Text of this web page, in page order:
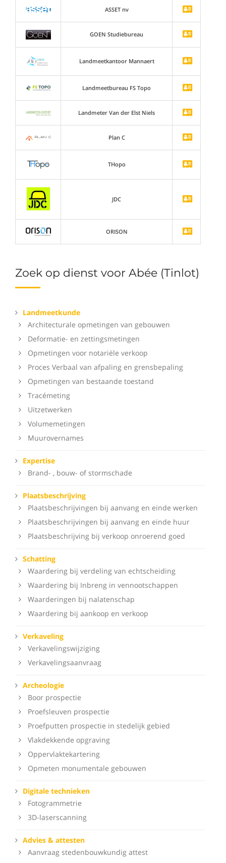
Zoek op dienst voor Abée (Tinlot)
Landmeetkunde
Architecturale opmetingen van gebouwen
Deformatie- en zettingsmetingen
Opmetingen voor notariële verkoop
Proces Verbaal van afpaling en grensbepaling
Opmetingen van bestaande toestand
Tracémeting
Uitzetwerken
Volumemetingen
Muurovernames
Expertise
Brand- , bouw- of stormschade
Plaatsbeschrijving
Plaatsbeschrijvingen bij aanvang en einde werken
Plaatsbeschrijvingen bij aanvang en einde huur
Plaatsbeschrijving bij verkoop onroerend goed
Schatting
Waardering bij verdeling van echtscheiding
Waardering bij Inbreng in vennootschappen
Waarderingen bij nalatenschap
Waardering bij aankoop en verkoop
Verkaveling
Verkavelingswijziging
Verkavelingsaanvraag
Archeologie
Boor prospectie
Proefsleuven prospectie
Proefputten prospectie in stedelijk gebied
Vlakdekkende opgraving
Oppervlaktekartering
Opmeten monumentale gebouwen
Digitale technieken
Fotogrammetrie
3D-laserscanning
Advies & attesten
Aanvraag stedenbouwkundig attest
ASSET nv
GOEN Studiebureau
Landmeetkantoor Mannaert
Landmeetbureau FS Topo
Landmeter Van der Elst Niels
Plan C
THopo
JDC
ORISON